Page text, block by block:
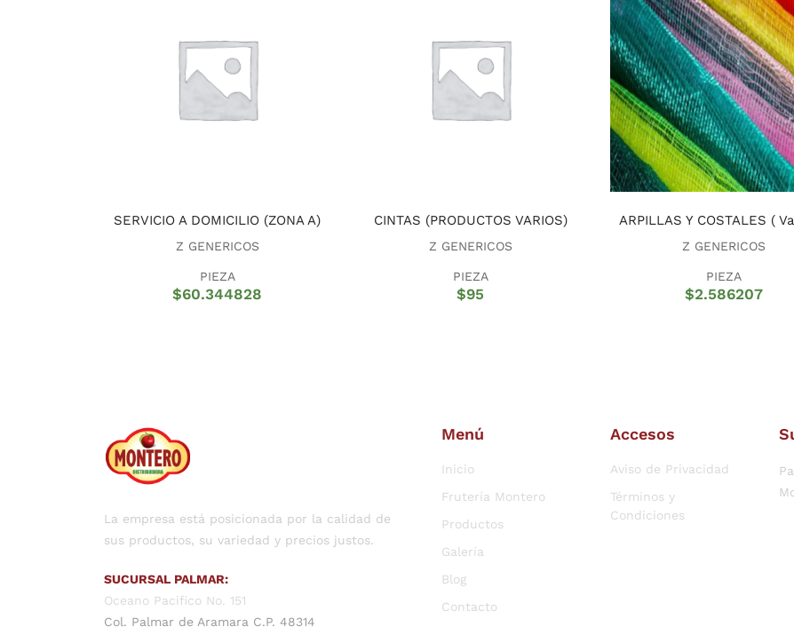
SERVICIO A DOMICILIO (ZONA A)
Z GENERICOS
PIEZA
$60.344828
CINTAS (PRODUCTOS VARIOS)
Z GENERICOS
PIEZA
$95
ARPILLAS Y COSTALES (
Z GENERICOS
PIEZA
$2.586207
La empresa está posicionada por la calidad de
sus productos, su variedad y precios justos.
SUCURSAL PALMAR:
Oceano Pacifico No. 151
Col. Palmar de Aramara C.P. 48314
Menú
Inicio
Frutería Montero
Productos
Galería
Blog
Contacto
Accesos
Aviso de Privacidad
Términos y
Condiciones